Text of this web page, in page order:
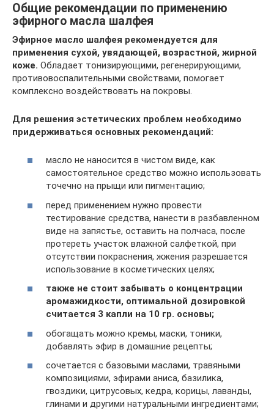
Общие рекомендации по применению
эфирного масла шалфея
Эфирное масло шалфея рекомендуется для
применения сухой, увядающей, возрастной, жирной
коже. Обладает тонизирующими, регенерирующими,
противовоспалительными свойствами, помогает
комплексно воздействовать на покровы.
Для решения эстетических проблем необходимо
придерживаться основных рекомендаций:
масло не наносится в чистом виде, как
самостоятельное средство можно использовать
точечно на прыщи или пигментацию;
перед применением нужно провести
тестирование средства, нанести в разбавленном
виде на запястье, оставить на полчаса, после
протереть участок влажной салфеткой, при
отсутствии покраснения, жжения разрешается
использование в косметических целях;
также не стоит забывать о концентрации
аромажидкости, оптимальной дозировкой
считается 3 капли на 10 гр. основы;
обогащать можно кремы, маски, тоники,
добавлять эфир в домашние рецепты;
сочетается с базовыми маслами, травяными
композициями, эфирами аниса, базилика,
гвоздики, цитрусовых, кедра, корицы, лаванды,
глинами и другими натуральными ингредиентами;